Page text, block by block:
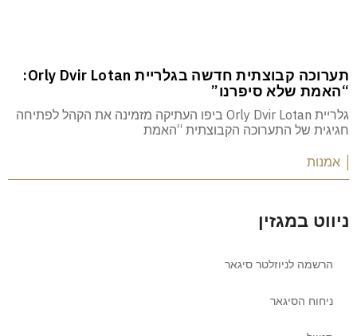
תערוכה קבוצתית חדשה בגלריית Orly Dvir Lotan:
“האמת שלא סיפרנו”
גלריית Orly Dvir Lotan ביפו העתיקה מזמינה את הקהל לפתיחה
חגיגית של התערוכה הקבוצתית “האמת
| אמנות
ניווט במגזין
הרשמה לניוזלטר סיגאר
ניחוח הסיגאר